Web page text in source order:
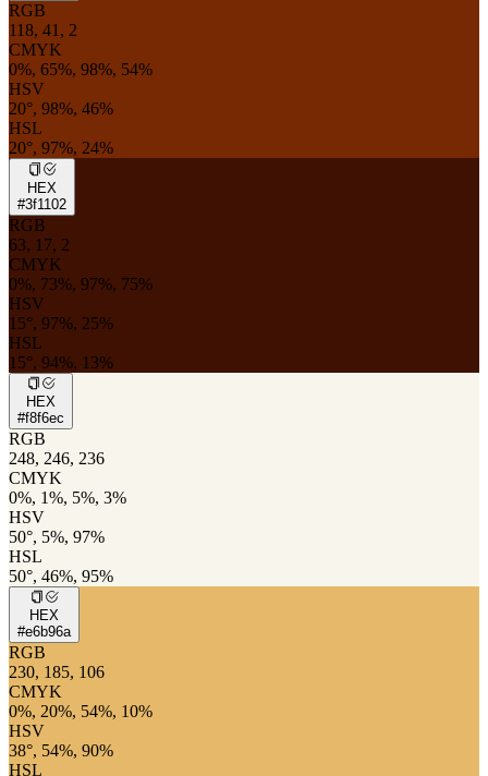
RGB
118, 41, 2
CMYK
0%, 65%, 98%, 54%
HSV
20°, 98%, 46%
HSL
20°, 97%, 24%
HEX
#3f1102
RGB
63, 17, 2
CMYK
0%, 73%, 97%, 75%
HSV
15°, 97%, 25%
HSL
15°, 94%, 13%
HEX
#f8f6ec
RGB
248, 246, 236
CMYK
0%, 1%, 5%, 3%
HSV
50°, 5%, 97%
HSL
50°, 46%, 95%
HEX
#e6b96a
RGB
230, 185, 106
CMYK
0%, 20%, 54%, 10%
HSV
38°, 54%, 90%
HSL